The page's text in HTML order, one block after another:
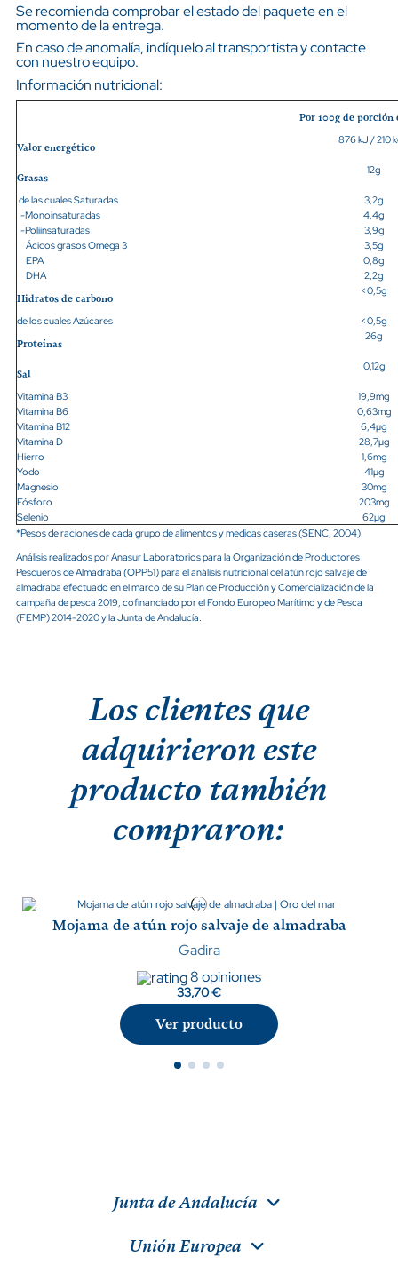
Se recomienda comprobar el estado del paquete en el
momento de la entrega.
En caso de anomalía, indíquelo al transportista y contacte
con nuestro equipo.
Información nutricional:
Por 100g de porción
Valor energético
876 kJ / 210
Grasas
12g
de las cuales Saturadas
3,2g
-Monoinsaturadas
4,4g
-Poliinsaturadas
3,9g
Ácidos grasos Omega 3
3,5g
EPA
0,8g
DHA
2,2g
Hidratos de carbono
<0,5g
de los cuales Azúcares <0,5g
Proteínas
26g
Sal
0,12g
Vitamina B3
19,9mg
Vitamina B6
0,63mg
Vitamina B12
6,4µg
Vitamina D
28,7µg
Hierro
1,6mg
Yodo
41µg
Magnesio
30mg
Fósforo
203mg
Selenio
62µg
*Pesos de raciones de cada grupo de alimentos y medidas caseras (SENC, 2004)
Análisis realizados por Anasur Laboratorios para la Organización de Productores
Pesqueros de Almadraba (OPP51) para el análisis nutricional del atún rojo salvaje de
almadraba efectuado en el marco de su Plan de Producción y Comercialización de la
campaña de pesca 2019, cofinanciado por el Fondo Europeo Marítimo y de Pesca
(FEMP) 2014-2020 y la Junta de Andalucía.
Los clientes que
adquirieron este
producto también
compraron:
Mojama de atún rojo salvaje de almadraba
Gadira
8 opiniones
33,70 €
Ver producto
Junta de Andalucía
Unión Europea